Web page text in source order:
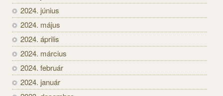
2024. június
2024. május
2024. április
2024. március
2024. február
2024. január